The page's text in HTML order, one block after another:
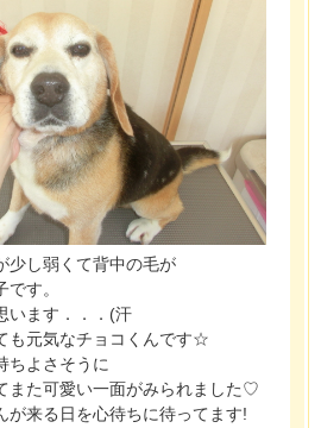
少し弱くて背中の毛が
す。
います．．．(汗
も元気なチョコくんです☆
ちよさそうに
また可愛い一面がみられました♡
が来る日を心待ちに待ってます!